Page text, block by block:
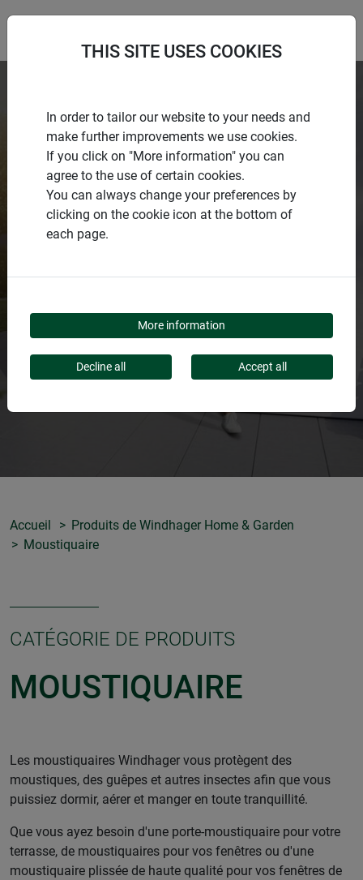
CATÉGORIE DE PRODUITS
MOUSTIQUAIR
E
Accueil
Produits de Windhager Home & Garden
Moustiquaire
CATÉGORIE DE PRODUITS
MOUSTIQUAIRE
Les moustiquaires Windhager vous protègent des
moustiques, des guêpes et autres insectes afin que vous
puissiez dormir, aérer et manger en toute tranquillité.
Que vous ayez besoin d'une porte-moustiquaire pour votre
terrasse, de moustiquaires pour vos fenêtres ou d'une
moustiquaire plissée de haute qualité pour vos fenêtres de
THIS SITE USES COOKIES
In order to tailor our website to your needs and
make further improvements we use cookies.
If you click on "More information" you can
agree to the use of certain cookies.
You can always change your preferences by
clicking on the cookie icon at the bottom of
each page.
More information
Decline all Accept all